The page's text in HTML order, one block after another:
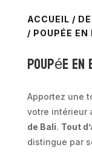
ACCUEIL /
/ POUPÉE EN
Poupée
Apportez une
votre intérieur
de Bali. Tout
distingue par